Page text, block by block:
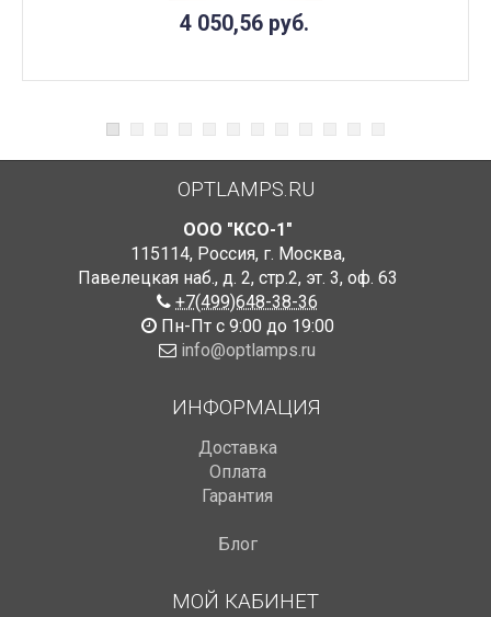
4 050,56 руб.
OPTLAMPS.RU
ООО "КСО-1"
115114, Россия, г. Москва,
Павелецкая наб., д. 2, стр.2, эт. 3, оф. 63
+7(499)648-38-36
Пн-Пт с 9:00 до 19:00
info@optlamps.ru
ИНФОРМАЦИЯ
Доставка
Оплата
Гарантия
Блог
МОЙ КАБИНЕТ